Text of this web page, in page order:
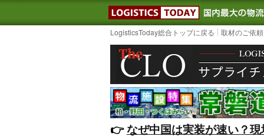
LOGISTICS
LogisticsToday総合トップに戻る 取材のご依
👉️なぜ中国は実装が速い？